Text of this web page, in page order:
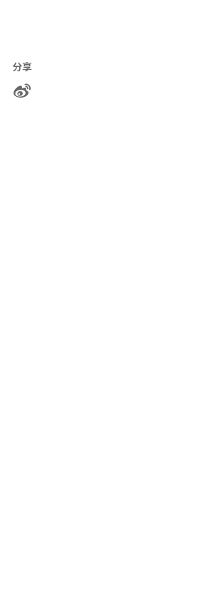
分享